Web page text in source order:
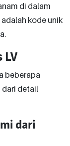
di dalam
kode unik
LV
beberapa
dari detail
dari